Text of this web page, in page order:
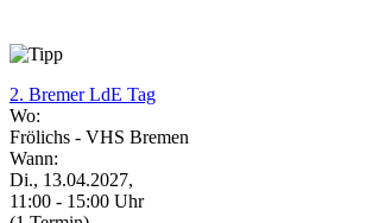
2. Bremer LdE Tag
Wo:
Frölichs - VHS Bremen
Wann:
Di., 13.04.2027,
11:00 - 15:00 Uhr